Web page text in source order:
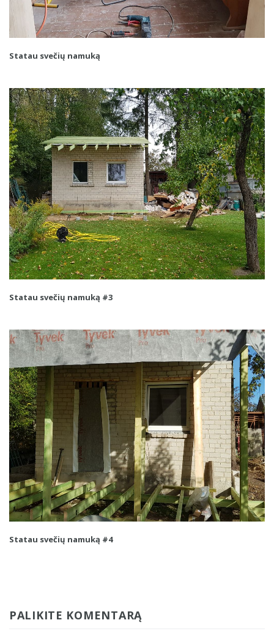
Statau svečių namuką
Statau svečių namuką #3
Statau svečių namuką #4
PALIKITE KOMENTARĄ